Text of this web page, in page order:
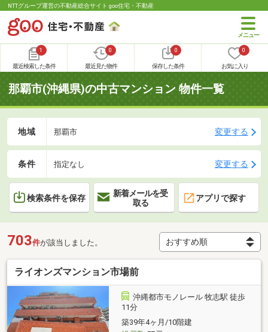
NTTグループ運営の不動産総合サイト goo住宅・不動産
1
最近検索した条件
0
最近見た物件
0
保存した条件
0
お気に入り
那覇市(沖縄県)の中古マンション 物件一覧
地域 那覇市 変更する
条件 指定なし 変更する
検索条件を保存
新着メールを受
取る
アプリで探す
703件が該当しました。
ライオンズマンション市場前
沖縄都市モノレール 牧志駅 徒歩
11分
築39年4ヶ月/10階建